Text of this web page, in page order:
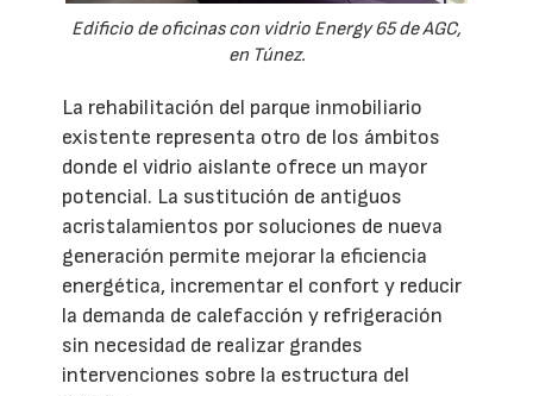
Edificio de oficinas con vidrio Energy 65 de AGC,
en Túnez.
La rehabilitación del parque inmobiliario
existente representa otro de los ámbitos
donde el vidrio aislante ofrece un mayor
potencial. La sustitución de antiguos
acristalamientos por soluciones de nueva
generación permite mejorar la eficiencia
energética, incrementar el confort y reducir
la demanda de calefacción y refrigeración
sin necesidad de realizar grandes
intervenciones sobre la estructura del